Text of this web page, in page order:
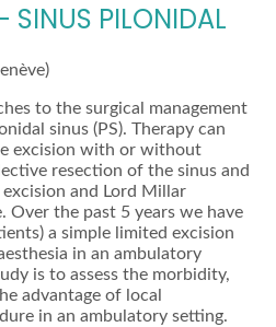
PILONIDAL
to the surgical management
sinus (PS). Therapy can
excision with or without
resection of the sinus and
and Lord Millar
the past 5 years we have
a simple limited excision
in an ambulatory
is to assess the morbidity,
advantage of local
in an ambulatory setting.